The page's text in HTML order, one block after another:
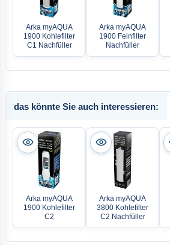
Arka myAQUA
1900 Kohlefilter
C1 Nachfüller
Arka myAQUA
1900 Feinfilter
Nachfüller
das könnte Sie auch interessieren:
Arka myAQUA
1900 Kohlefilter
C2
Arka myAQUA
3800 Kohlefilter
C2 Nachfüller